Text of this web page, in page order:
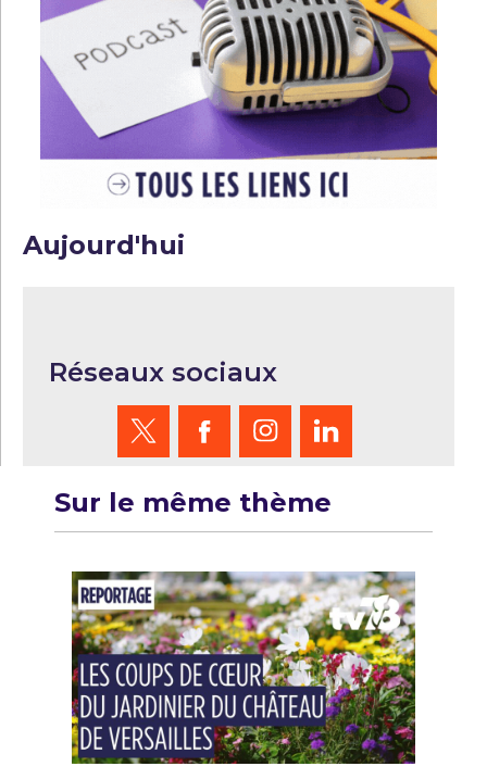
Aujourd'hui
Réseaux sociaux
Sur le même thème